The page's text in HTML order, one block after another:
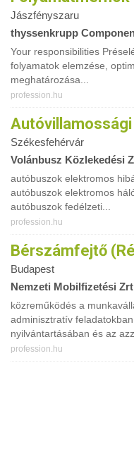
Jászfényszaru
thyssenkrupp
Your responsibilities
folyamatok elemzése,
meghatározása...
profession.hu
Székesfehérvár
Volánbusz Közlekedési
autóbuszok elektromos
autóbuszok elektromos
autóbuszok fedélzeti...
profession.hu
Bérszámfejtő
Budapest
Nemzeti Mobilfizetési
közreműködés a
adminisztratív
nyilvántartásában és az
profession.hu